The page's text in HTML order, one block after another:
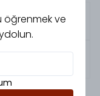
Kübra
Elif
öğrenmek ve